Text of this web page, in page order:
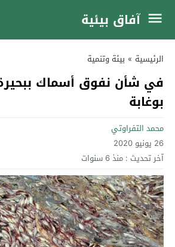
آفاق بيئية
الرئيسية » بيئة وتنمية
في شأن نفوق أسماك
بوغابة
محمد التفراوتي
26 يونيو 2020
آخر تحديث : منذ 6 سنوات